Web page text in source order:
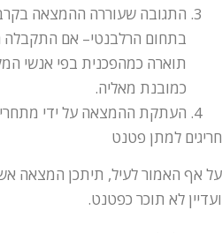
התגובה שעוררה ההמצאה
בתחום הרלבנטי– אם
תוארה כמהפכנית בפי אנשי
כמובנת מאליה.
העתקת ההמצאה על ידי
חריגים למתן פטנט
על אף האמור לעיל, תיתכן המצאה
ועדיין לא תוכר כפטנט.